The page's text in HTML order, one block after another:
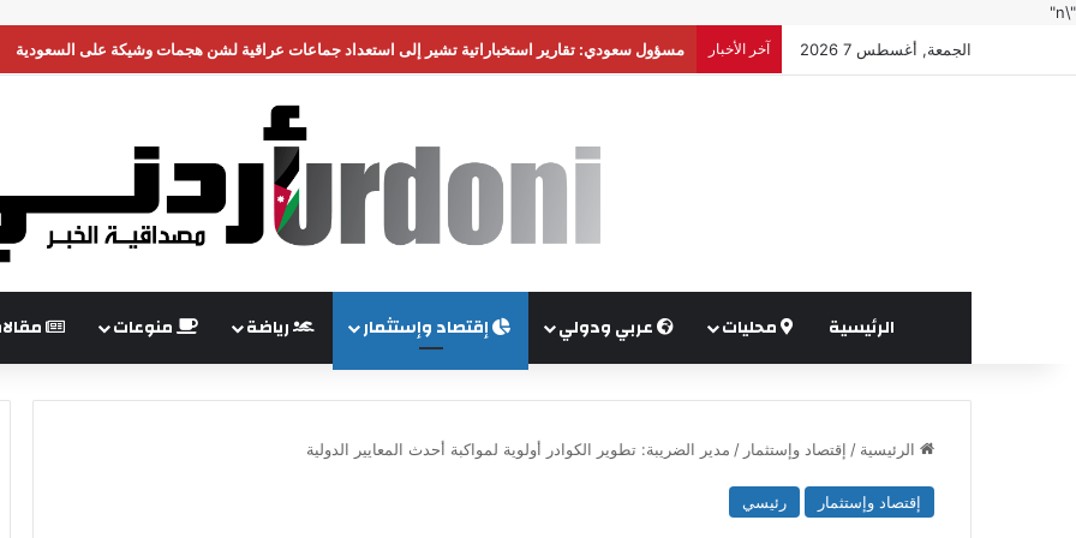
"\n"
الجمعة, أغسطس 7 2026
آخر الأخبار أوغندا توافق على نشر وحدة من جيشها في غزة
الرئيسية محليات عربي ودولي إقتصاد وإستثمار رياضة منوعات
الرئيسية / إقتصاد وإستثمار / مدير الضريبة: تطوير الكوادر أولوية لمواكبة أحدث المعايير الدولية
إقتصاد وإستثمار رئيسي